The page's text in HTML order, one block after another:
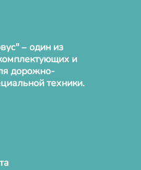
– один из
и
дорожно-
техники.